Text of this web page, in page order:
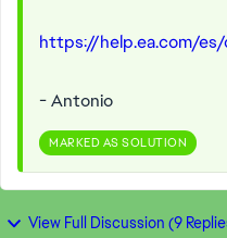
https://help.ea.com/
- Antonio
MARKED AS SOLUTION
View Full Discussion (9